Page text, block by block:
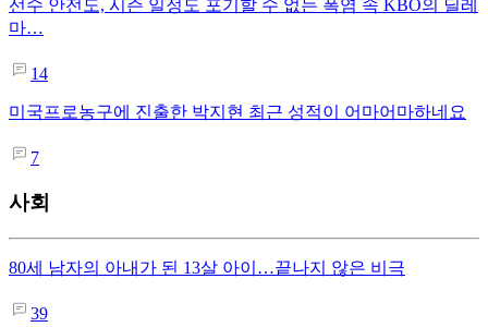
선수 안전도, 시즌 일정도 포기할 수 없는 폭염 속 KBO의 딜레
마…
14
미국프로농구에 진출한 박지현 최근 성적이 어마어마하네요
7
사회
80세 남자의 아내가 된 13살 아이…끝나지 않은 비극
39